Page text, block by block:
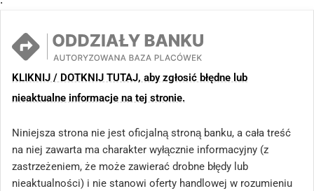
KLIKNIJ / DOTKNIJ TUTAJ, aby zgłosić błędne lub
nieaktualne informacje na tej stronie.
Niniejsza strona nie jest oficjalną stroną banku, a cała treść
na niej zawarta ma charakter wyłącznie informacyjny (z
zastrzeżeniem, że może zawierać drobne błędy lub
nieaktualności) i nie stanowi oferty handlowej w rozumieniu